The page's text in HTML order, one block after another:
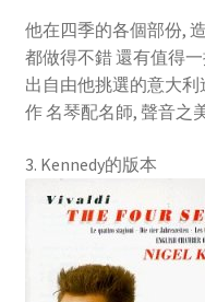
他在四季的各個部份,
都做得不錯 還有值得
出自由他挑選的意大
作 名琴配名師, 聲音之
3. Kennedy的版本